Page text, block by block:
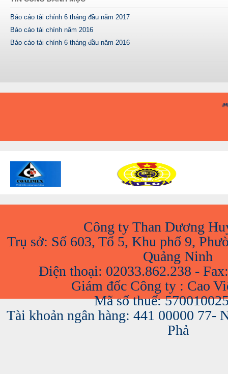
Báo cáo tài chính 6 tháng đầu năm 2017
Báo cáo tài chính năm 2016
Báo cáo tài chính 6 tháng đầu năm 2016
Công ty Than Dương
Trụ sở: Số 603, Tổ 5, Khu phố 9,
Quảng Ninh
Điện thoại: 02033.862.238 -
Giám đốc Công ty : Cao
Mã số thuế:
Tài khoản ngân hàng: 441 00000 77-
Phả